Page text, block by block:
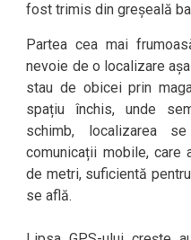
fost trimis din greșeală
Partea cea mai
nevoie de o localizare
stau de obicei prin
spațiu închis, unde
schimb, localizarea
comunicații mobile,
de metri, suficientă
se află.